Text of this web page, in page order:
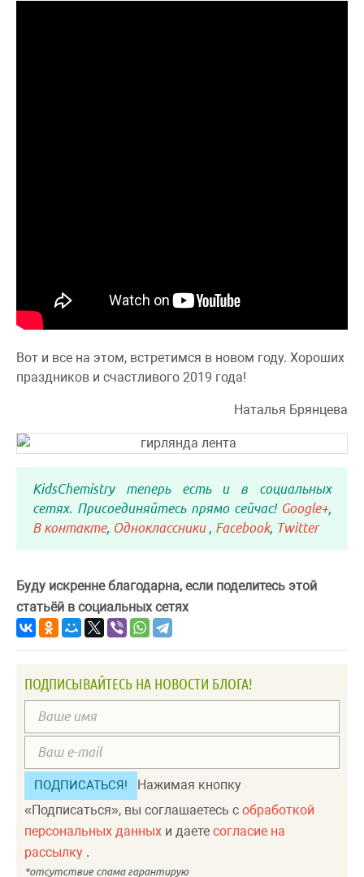
Вот и все на этом, встретимся в новом году. Хороших
праздников и счастливого 2019 года!
Наталья Брянцева
KidsChemistry теперь есть и в социальных
сетях. Присоединяйтесь прямо сейчас! Google+,
В контакте, Одноклассники , Facebook, Twitter
Буду искренне благодарна, если поделитесь этой
статьёй в социальных сетях
ПОДПИСЫВАЙТЕСЬ НА НОВОСТИ БЛОГА!
Нажимая кнопку
«Подписаться», вы соглашаетесь с обработкой
персональных данных и даете согласие на
рассылку .